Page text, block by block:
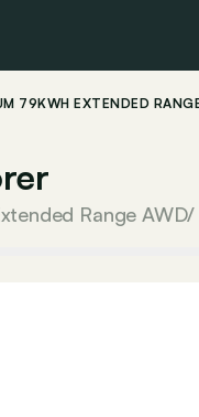
79KWH EXTENDED